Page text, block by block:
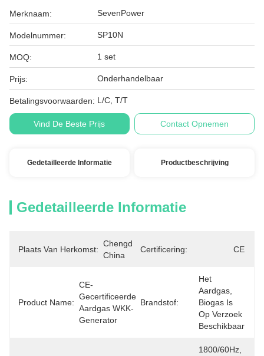
Merknaam: SevenPower
Modelnummer: SP10N
MOQ: 1 set
Prijs: Onderhandelbaar
Betalingsvoorwaarden: L/C, T/T
Vind De Beste Prijs Contact Opnemen
Gedetailleerde Informatie Productbeschrijving
Gedetailleerde Informatie
Plaats Van Herkomst:
Chengdu,
China
Certificering: CE
Product Name:
CE-
Gecertificeerde
Aardgas WKK-
Generator
Brandstof:
Het
Aardgas,
Biogas Is
Op Verzoek
Beschikbaar
1800/60Hz,